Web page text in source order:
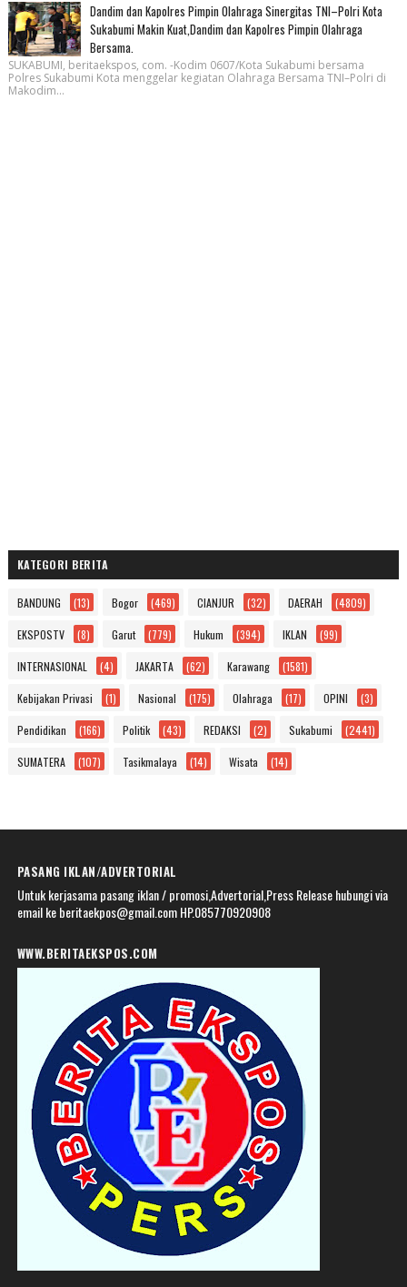
Dandim dan Kapolres Pimpin Olahraga Sinergitas TNI–Polri Kota
Sukabumi Makin Kuat,Dandim dan Kapolres Pimpin Olahraga
Bersama.
SUKABUMI, beritaekspos, com. -Kodim 0607/Kota Sukabumi bersama
Polres Sukabumi Kota menggelar kegiatan Olahraga Bersama TNI–Polri di
Makodim...
KATEGORI BERITA
BANDUNG (13) Bogor (469) CIANJUR (32) DAERAH (4809)
EKSPOSTV (8) Garut (779) Hukum (394) IKLAN (99)
INTERNASIONAL (4) JAKARTA (62) Karawang (1581)
Kebijakan Privasi (1) Nasional (175) Olahraga (17) OPINI (3)
Pendidikan (166) Politik (43) REDAKSI (2) Sukabumi (2441)
SUMATERA (107) Tasikmalaya (14) Wisata (14)
PASANG IKLAN/ADVERTORIAL
Untuk kerjasama pasang iklan / promosi,Advertorial,Press Release hubungi via
email ke beritaekpos@gmail.com HP.085770920908
WWW.BERITAEKSPOS.COM